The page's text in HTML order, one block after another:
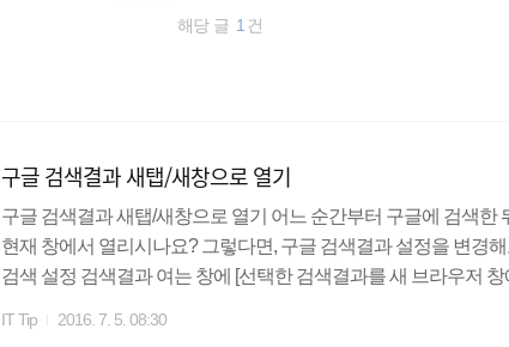
해당 글 1 건
구글 검색결과 새탭/새창으로 열기
구글 검색결과 새탭/새창으로 열기 어느 순간부터 구글에 검색한
현재 창에서 열리시나요? 그렇다면, 구글 검색결과 설정을 변경
검색 설정 검색결과 여는 창에 [선택한 검색결과를 새 브라우저
---------------------------팁으로 하나 더, 마우스 휠 클릭으로 링크를 열
IT Tip 2016. 7. 5. 08:30